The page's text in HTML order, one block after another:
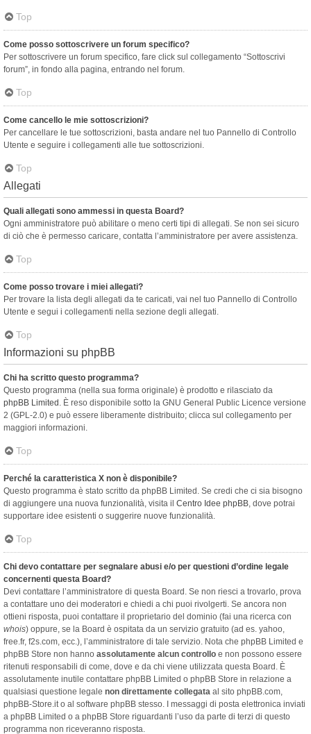
Top
Come posso sottoscrivere un forum specifico?
Per sottoscrivere un forum specifico, fare click sul collegamento “Sottoscrivi
forum”, in fondo alla pagina, entrando nel forum.
Top
Come cancello le mie sottoscrizioni?
Per cancellare le tue sottoscrizioni, basta andare nel tuo Pannello di Controllo
Utente e seguire i collegamenti alle tue sottoscrizioni.
Top
Allegati
Quali allegati sono ammessi in questa Board?
Ogni amministratore può abilitare o meno certi tipi di allegati. Se non sei sicuro
di ciò che è permesso caricare, contatta l’amministratore per avere assistenza.
Top
Come posso trovare i miei allegati?
Per trovare la lista degli allegati da te caricati, vai nel tuo Pannello di Controllo
Utente e segui i collegamenti nella sezione degli allegati.
Top
Informazioni su phpBB
Chi ha scritto questo programma?
Questo programma (nella sua forma originale) è prodotto e rilasciato da
phpBB Limited . È reso disponibile sotto la GNU General Public Licence versione
2 (GPL-2.0) e può essere liberamente distribuito; clicca sul collegamento per
maggiori informazioni.
Top
Perché la caratteristica X non è disponibile?
Questo programma è stato scritto da phpBB Limited. Se credi che ci sia bisogno
di aggiungere una nuova funzionalità, visita il Centro Idee phpBB, dove potrai
supportare idee esistenti o suggerire nuove funzionalità.
Top
Chi devo contattare per segnalare abusi e/o per questioni d’ordine legale
concernenti questa Board?
Devi contattare l’amministratore di questa Board. Se non riesci a trovarlo, prova
a contattare uno dei moderatori e chiedi a chi puoi rivolgerti. Se ancora non
ottieni risposta, puoi contattare il proprietario del dominio (fai una ricerca con
whois) oppure, se la Board è ospitata da un servizio gratuito (ad es. yahoo,
free.fr, f2s.com, ecc.), l’amministratore di tale servizio. Nota che phpBB Limited e
phpBB Store non hanno assolutamente alcun controllo e non possono essere
ritenuti responsabili di come, dove e da chi viene utilizzata questa Board. È
assolutamente inutile contattare phpBB Limited o phpBB Store in relazione a
qualsiasi questione legale non direttamente collegata al sito phpBB.com,
phpBB-Store.it o al software phpBB stesso. I messaggi di posta elettronica inviati
a phpBB Limited o a phpBB Store riguardanti l’uso da parte di terzi di questo
programma non riceveranno risposta.